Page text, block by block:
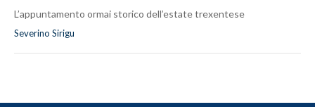
L’appuntamento ormai storico dell’estate trexentese
Severino Sirigu